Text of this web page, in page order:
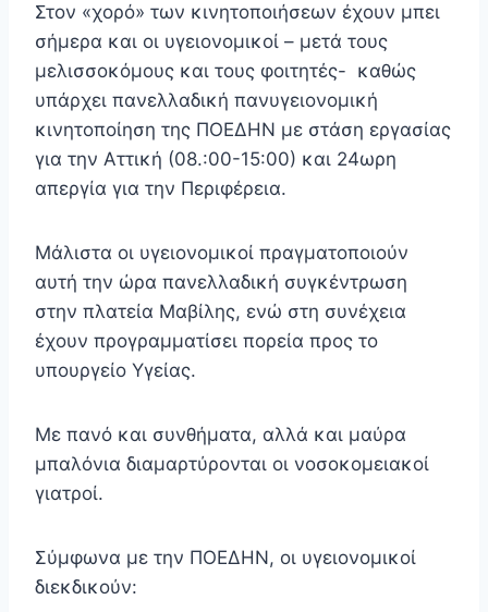
Στον «χορό» των κινητοποιήσεων έχουν μπει
σήμερα και οι υγειονομικοί – μετά τους
μελισσοκόμους και τους φοιτητές- καθώς
υπάρχει πανελλαδική πανυγειονομική
κινητοποίηση της ΠΟΕΔΗΝ με στάση εργασίας
για την Αττική (08.:00-15:00) και 24ωρη
απεργία για την Περιφέρεια.
Μάλιστα οι υγειονομικοί πραγματοποιούν
αυτή την ώρα πανελλαδική συγκέντρωση
στην πλατεία Μαβίλης, ενώ στη συνέχεια
έχουν προγραμματίσει πορεία προς το
υπουργείο Υγείας.
Με πανό και συνθήματα, αλλά και μαύρα
μπαλόνια διαμαρτύρονται οι νοσοκομειακοί
γιατροί.
Σύμφωνα με την ΠΟΕΔΗΝ, οι υγειονομικοί
διεκδικούν: